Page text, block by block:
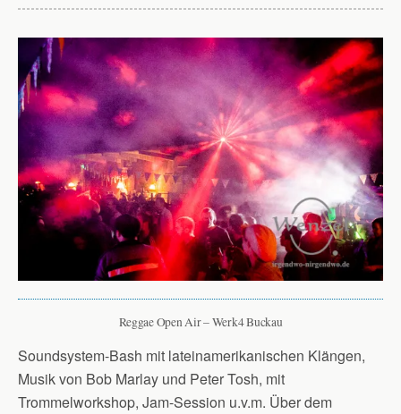
Reggae Open Air – Werk4 Buckau
Soundsystem-Bash mit lateinamerikanischen Klängen,
Musik von Bob Marlay und Peter Tosh, mit
Trommelworkshop, Jam-Session u.v.m. Über dem